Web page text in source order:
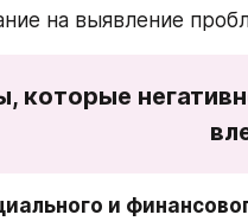
на выявление
которые
и